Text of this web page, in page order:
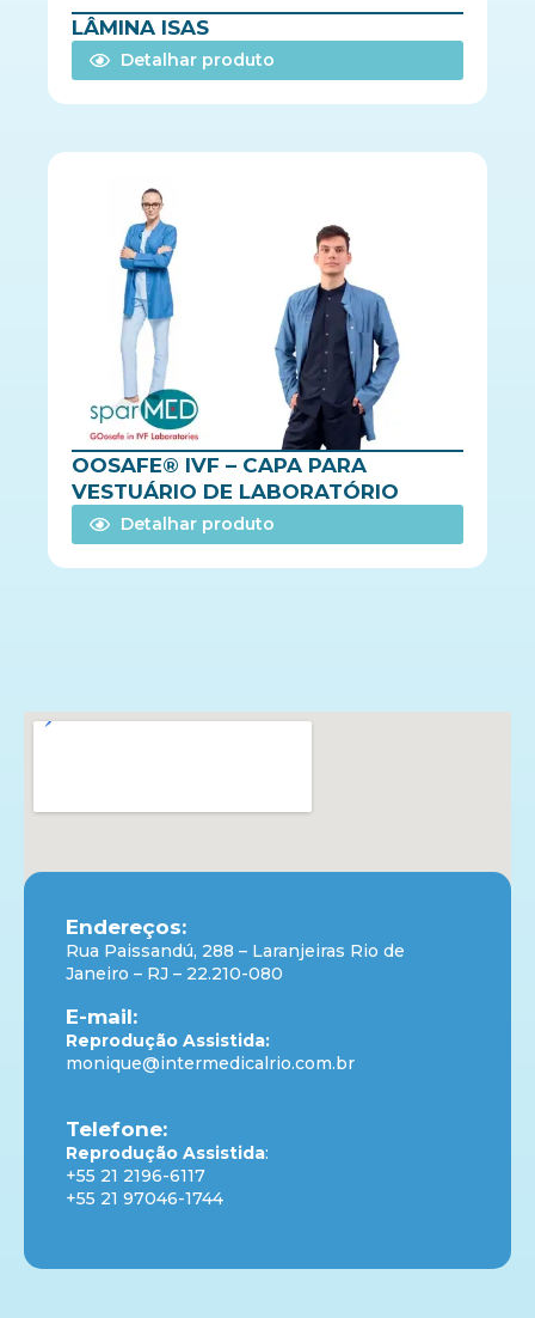
LÂMINA ISAS
Detalhar produto
OOSAFE® IVF – CAPA PARA
VESTUÁRIO DE LABORATÓRIO
Detalhar produto
Endereços:
Rua Paissandú, 288 – Laranjeiras Rio de
Janeiro – RJ – 22.210-080
E-mail:
Reprodução Assistida:
monique@intermedicalrio.com.br
Telefone:
Reprodução Assistida:
+55 21 2196-6117
+55 21 97046-1744